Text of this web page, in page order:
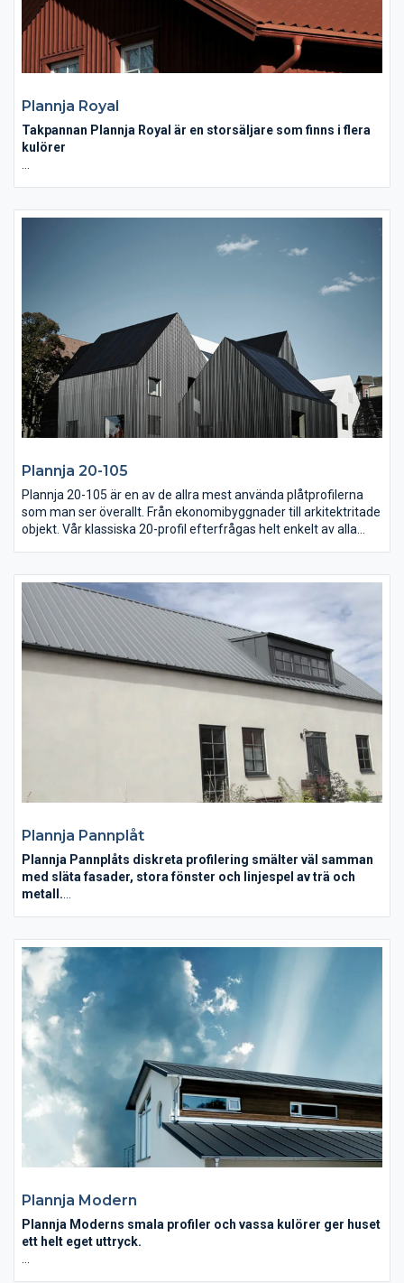
Plannja Royal
Takpannan Plannja Royal är en storsäljare som finns i flera
kulörer
storsäljare som finns i flera kulörer, med all säkerhet också en
som passar dig och ditt hus. Plannja Royal tillverkas även i
resistent aluminium som är särskilt lämpad för kustnära hus.
Plannja 20-105
Plannja 20-105 är en av de allra mest använda plåtprofilerna
som man ser överallt. Från ekonomibyggnader till arkitektritade
objekt. Vår klassiska 20-profil efterfrågas helt enkelt av alla
beläggningen Plannja Hard Coat eller Polyester och finns även
med praktiskt kondensskydd på undersidan av plåten. Profilen
tillverkas även i aluminium.
Plannja Pannplåt
Plannja Pannplåts diskreta profilering smälter väl samman
med släta fasader, stora fönster och linjespel av trä och
metall.
på näthinnan brukar vara ett tak av Plannja Pannplåt. Just nu
upplever vår Pannplåt en renässans. Dels för att den ofta
rekommenderas inom restaureringar och byggnadsvård, dels
för att den harmonierar med den populära funkisstilen. Plannja
Pannplåts diskreta profilering smälter väl samman med släta
fasader, stora fönster och linjespel av trä och metall.
Byggnaden får såväl ett långlivat skydd som ett klassiskt
uttryck under många, många år.
Plannja Modern
Plannja Moderns smala profiler och vassa kulörer ger huset
ett helt eget uttryck.